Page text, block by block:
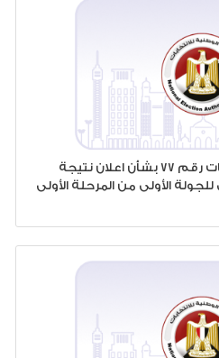
قرار الهيئة الوطنية للانتخابات رقم 77 بشأن اعلان نتيجة
الأولى من المرحلة الأولى